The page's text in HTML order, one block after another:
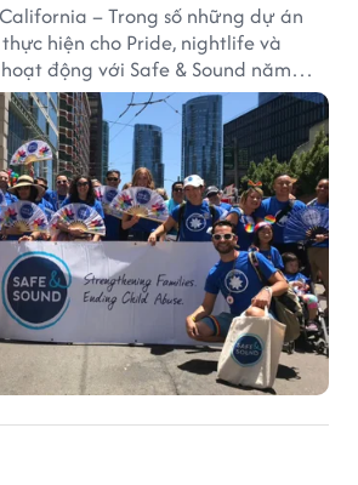
California – Trong số những dự án
hiện cho Pride, nightlife và
động với Safe & Sound năm
cảnh khác biệt. Safe & Sound là tổ
tại San Francisco hoạt động trong
bạo hành trẻ em, hỗ trợ gia đình
an toàn cho trẻ em.